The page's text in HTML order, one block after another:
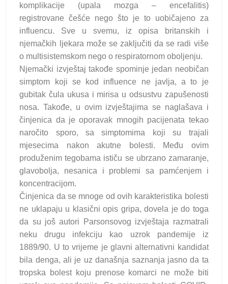
komplikacije (upala mozga – encefalitis)
registrovane češće nego što je to uobičajeno za
influencu. Sve u svemu, iz opisa britanskih i
njemačkih ljekara može se zaključiti da se radi više
o multisistemskom nego o respiratornom oboljenju.
Njemački izvještaj takođe spominje jedan neobičan
simptom koji se kod influence ne javlja, a to je
gubitak čula ukusa i mirisa u odsustvu zapušenosti
nosa. Takođe, u ovim izvještajima se naglašava i
činjenica da je oporavak mnogih pacijenata tekao
naročito sporo, sa simptomima koji su trajali
mjesecima nakon akutne bolesti. Među ovim
produženim tegobama ističu se ubrzano zamaranje,
glavobolja, nesanica i problemi sa pamćenjem i
koncentracijom.
Činjenica da se mnoge od ovih karakteristika bolesti
ne uklapaju u klasični opis gripa, dovela je do toga
da su još autori Parsonsovog izvještaja razmatrali
neku drugu infekciju kao uzrok pandemije iz
1889/90. U to vrijeme je glavni alternativni kandidat
bila denga, ali je uz današnja saznanja jasno da ta
tropska bolest koju prenose komarci ne može biti